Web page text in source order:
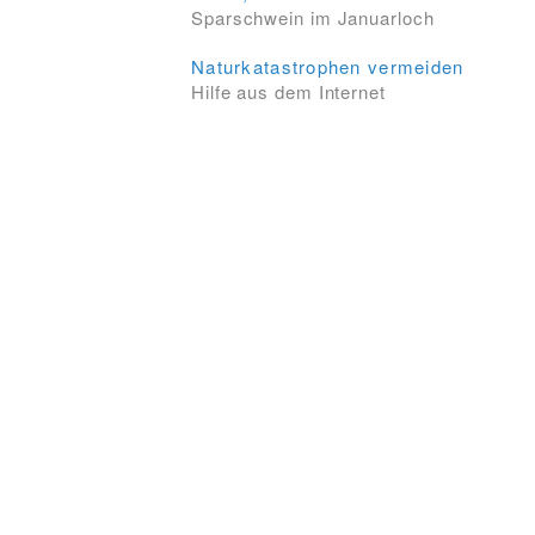
Sparschwein im Januarloch
Naturkatastrophen vermeiden
Hilfe aus dem Internet